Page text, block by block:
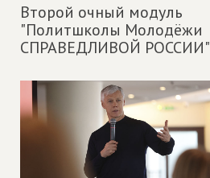
Второй очный модуль
"Политшколы Молодёжи
СПРАВЕДЛИВОЙ РОССИИ"